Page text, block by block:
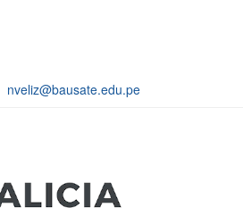
nveliz@bausate.edu.pe